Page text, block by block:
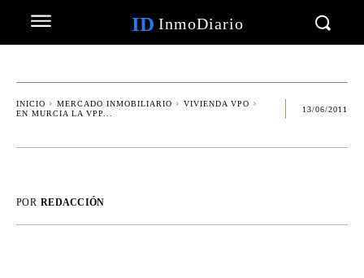
ID InmoDiario
INICIO MERCADO INMOBILIARIO
VIVIENDA VPO
EN MURCIA LA VPP...
13/06/2011
POR REDACCIÓN